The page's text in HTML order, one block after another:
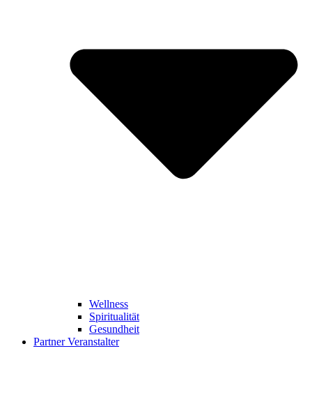
Wellness
Spiritualität
Gesundheit
Partner Veranstalter